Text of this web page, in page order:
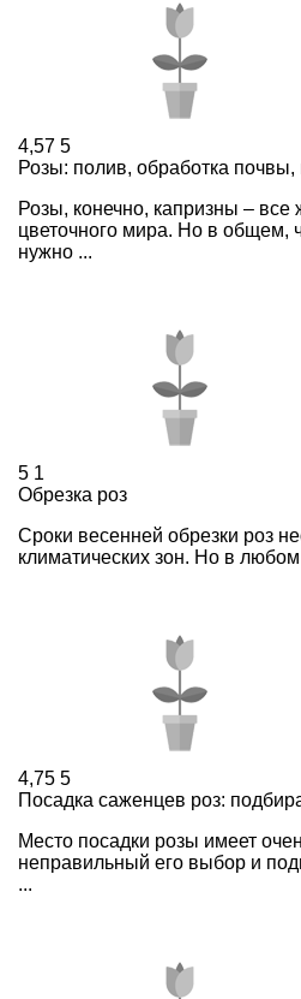
4,57 5
Розы: полив, обработка почвы,
Розы, конечно, капризны – все
цветочного мира. Но в общем,
нужно ...
5 1
Обрезка роз
Сроки весенней обрезки роз
климатических зон. Но в
4,75 5
Посадка саженцев роз:
Место посадки розы имеет
неправильный его выбор и
...